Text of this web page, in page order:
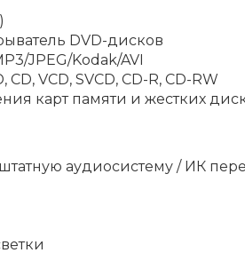
DVD-дисков
JPEG/Kodak/AVI
VCD, SVCD, CD-R, CD-RW
карт памяти и жестких
аудиосистему / ИК